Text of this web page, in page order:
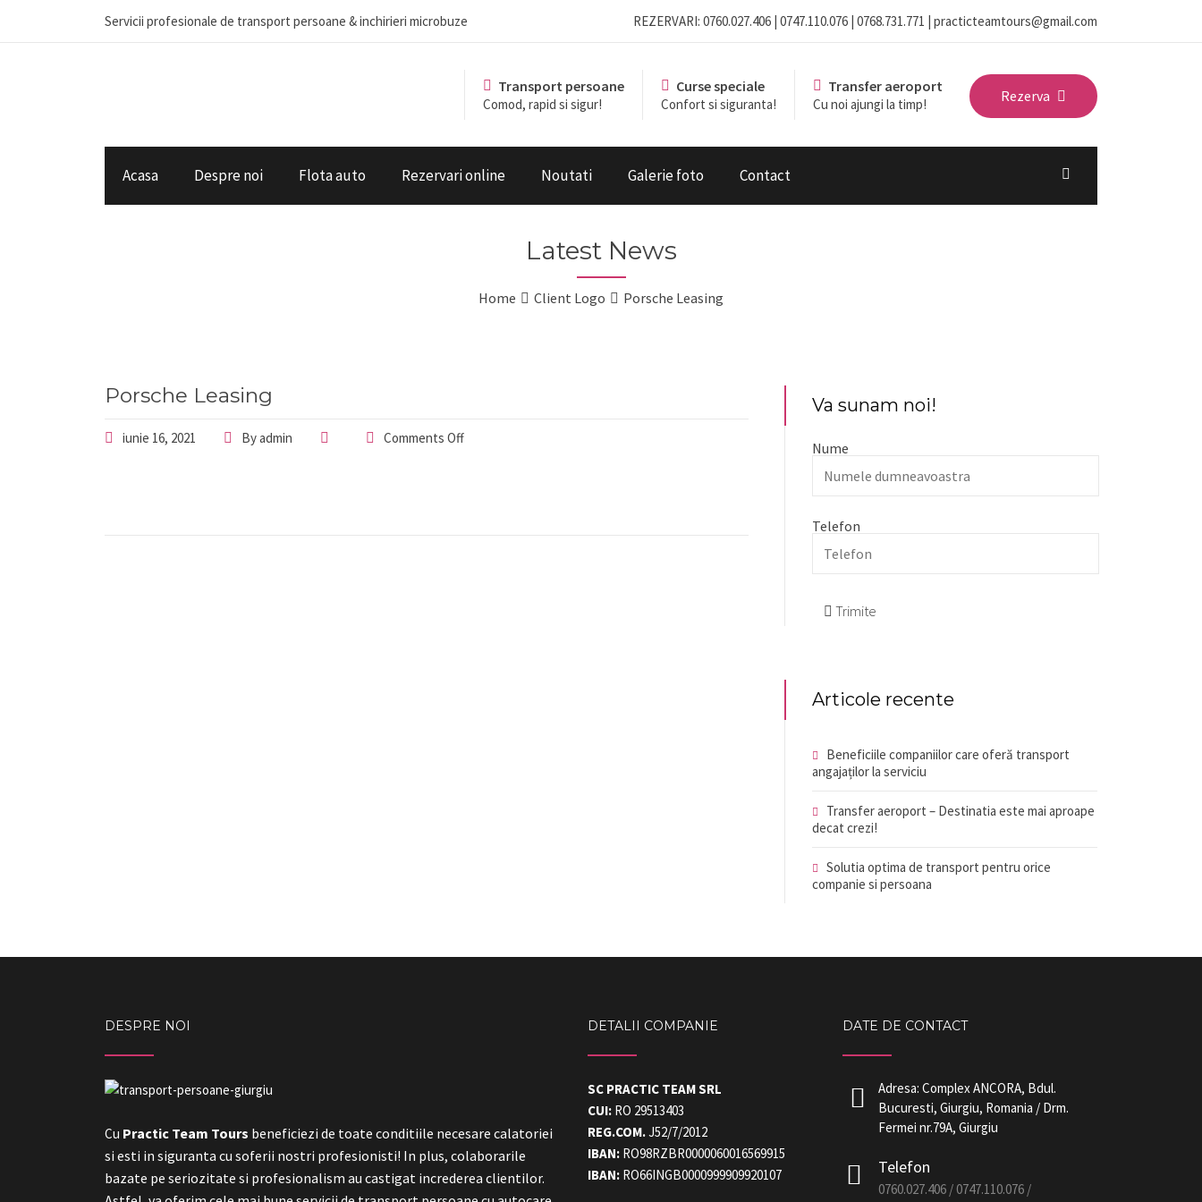
Servicii profesionale de transport persoane & inchirieri microbuze REZERVARI: 0760.027.406 | 0747.110.076 | 0768.731.771 | practicteamtours@gmail.com
Rezerva
Transport persoane
Comod, rapid si sigur!
Curse speciale
Confort si siguranta!
Transfer aeroport
Cu noi ajungi la timp!
Acasa Despre noi Flota auto Rezervari online Noutati Galerie foto Contact
Latest News
Home Client Logo Porsche Leasing
Porsche Leasing
iunie 16, 2021 Byadmin Comments Off
Va sunam noi!
Nume
Telefon
Trimite
Articole recente
Beneficiile companiilor care oferă transport
angajaților la serviciu
Transfer aeroport – Destinatia este mai aproape
decat crezi!
Solutia optima de transport pentru orice
companie si persoana
DESPRE NOI
Cu Practic Team Tours beneficiezi de toate conditiile necesare calatoriei
si esti in siguranta cu soferii nostri profesionisti! In plus, colaborarile
bazate pe seriozitate si profesionalism au castigat increderea clientilor.
DETALII COMPANIE
SC PRACTIC TEAM SRL
CUI: RO 29513403
REG.COM.J52/7/2012
IBAN: RO98RZBR0000060016569915
IBAN: RO66INGB0000999909920107
DATE DE CONTACT
Adresa: Complex ANCORA, Bdul.
Bucuresti, Giurgiu, Romania / Drm.
Fermei nr.79A, Giurgiu
Telefon
0760.027.406 / 0747.110.076 /